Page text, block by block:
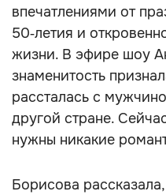
впечатлениями от
50‑летия и
жизни. В эфире шоу
знаменитость
рассталась с
другой стране.
нужны никакие
Борисова